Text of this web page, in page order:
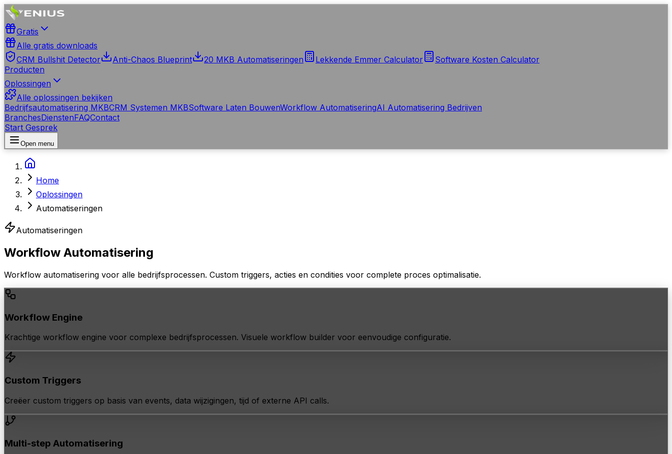
Gratis
Alle gratis downloads
CRM Bullshit Detector
Anti-Chaos Blueprint 20 MKB Automatiseringen Lekkende Emmer Calculator
Software Kosten Calculator
Producten
Oplossingen
Alle oplossingen bekijken
Bedrijfsautomatisering MKBCRM Systemen MKBSoftware Laten BouwenWorkflow AutomatiseringAI Automatisering Bedrijven
BranchesDienstenFAQContact
Start Gesprek
Open menu
Home
Oplossingen
Automatiseringen
Automatiseringen
Workflow Automatisering
Workflow automatisering voor alle bedrijfsprocessen. Custom triggers, acties en condities voor complete proces optimalisatie.
Workflow Engine
Krachtige workflow engine voor complexe bedrijfsprocessen. Visuele workflow builder voor eenvoudige configuratie.
Custom Triggers
Creëer custom triggers op basis van events, data wijzigingen, tijd of externe API calls.
Multi-step Automatisering